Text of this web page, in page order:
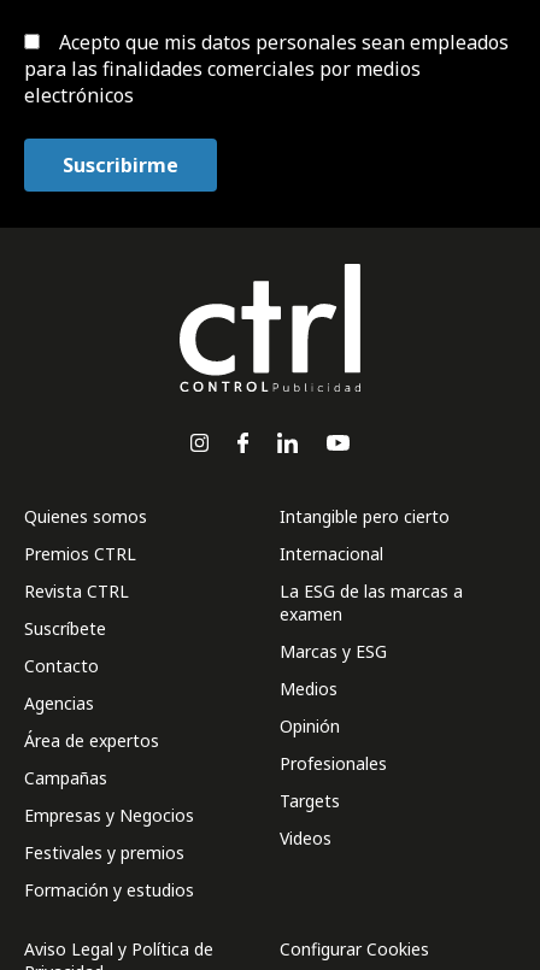
Acepto que mis datos personales sean empleados
para las finalidades comerciales por medios
electrónicos
Quienes somos
Premios CTRL
Revista CTRL
Suscríbete
Contacto
Agencias
Área de expertos
Campañas
Empresas y Negocios
Festivales y premios
Formación y estudios
Intangible pero cierto
Internacional
La ESG de las marcas a
examen
Marcas y ESG
Medios
Opinión
Profesionales
Targets
Videos
Aviso Legal y Política de
Configurar Cookies